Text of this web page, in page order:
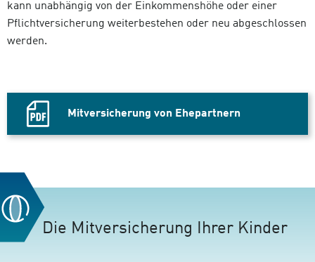
kann unabhängig von der Einkommenshöhe oder einer
Pflichtversicherung weiterbestehen oder neu abgeschlossen
werden.
Mitversicherung von Ehepartnern
Die Mitversicherung Ihrer Kinder